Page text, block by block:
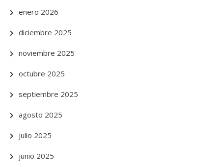
enero 2026
diciembre 2025
noviembre 2025
octubre 2025
septiembre 2025
agosto 2025
julio 2025
junio 2025